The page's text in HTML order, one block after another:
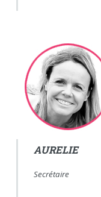
AURELIE
Secrétaire